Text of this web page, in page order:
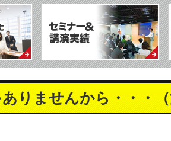
りませんから・・・